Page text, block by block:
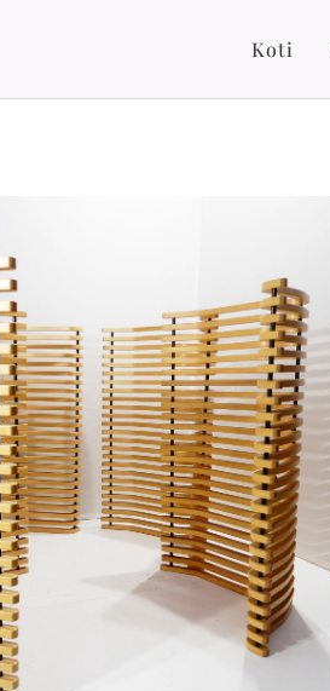
Koti